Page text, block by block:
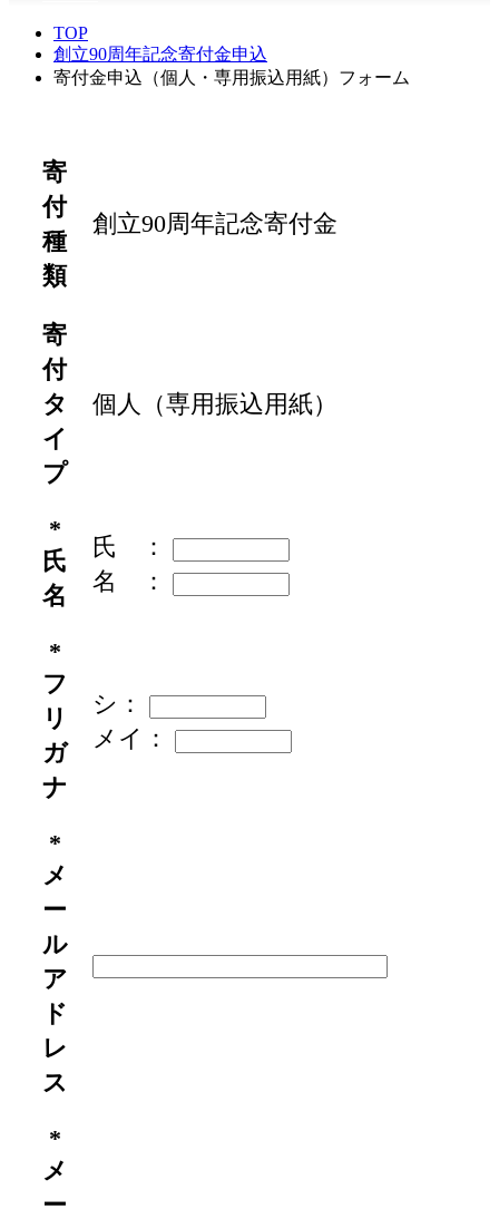
TOP
創立90周年記念寄付金申込
寄付金申込（個人・専用振込用紙）フォーム
寄
付
種
類
創立90周年記念寄付金
寄
付
タ
イ
プ
個人（専用振込用紙）
*
氏
名
氏 ：
名 ：
*
フ
リ
ガ
ナ
シ：
メイ：
*
メ
ー
ル
ア
ド
レ
ス
*
メ
ー